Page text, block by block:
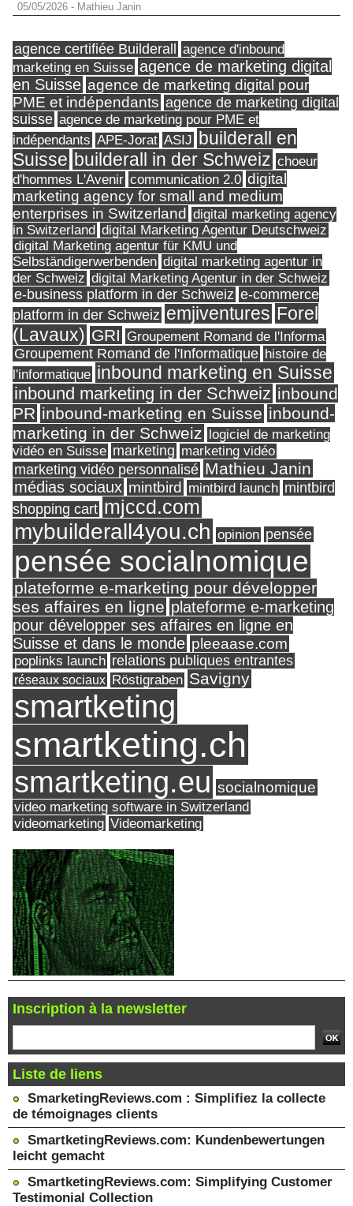
05/05/2026 - Mathieu Janin
agence certifiée Builderall
agence d'inbound
marketing en Suisse agence de marketing digital
en Suisse agence de marketing digital pour
PME et indépendants agence de marketing digital
suisse agence de marketing pour PME et
indépendants APE-Jorat ASIJ builderall en
Suisse builderall in der Schweiz choeur
d'hommes L'Avenir communication 2.0 digital
marketing agency for small and medium
enterprises in Switzerland digital marketing agency
in Switzerland digital Marketing Agentur Deutschweiz
digital Marketing agentur für KMU und
Selbständigerwerbenden digital marketing agentur in
der Schweiz digital Marketing Agentur in der Schweiz
e-business platform in der Schweiz e-commerce
platform in der Schweiz emjiventures Forel
(Lavaux) GRI Groupement Romand de l'Informa
Groupement Romand de l'Informatique histoire de
l'informatique inbound marketing en Suisse
inbound marketing in der Schweiz inbound
PR inbound-marketing en Suisse inbound-
marketing in der Schweiz logiciel de marketing
vidéo en Suisse marketing marketing vidéo
marketing vidéo personnalisé Mathieu Janin
médias sociaux mintbird mintbird launch mintbird
shopping cart mjccd.com
mybuilderall4you.ch opinion pensée
pensée socialnomique
plateforme e-marketing pour développer
ses affaires en ligne plateforme e-marketing
pour développer ses affaires en ligne en
Suisse et dans le monde pleeaase.com
poplinks launch relations publiques entrantes
réseaux sociaux Röstigraben Savigny
smartketing
smartketing.ch
smartketing.eu socialnomique
video marketing software in Switzerland
videomarketing Videomarketing
Inscription à la newsletter
Liste de liens
SmarketingReviews.com : Simplifiez la collecte
de témoignages clients
SmartketingReviews.com: Kundenbewertungen
leicht gemacht
SmartketingReviews.com: Simplifying Customer
Testimonial Collection